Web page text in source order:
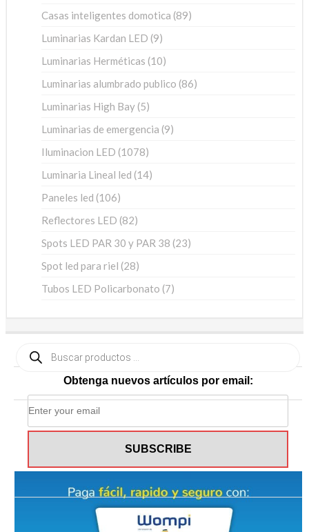
Casas inteligentes domotica 8989
Luminarias Kardan LED 99
Luminarias Herméticas 1010
Luminarias alumbrado publico 8686
Luminarias High Bay 55
Luminarias de emergencia 99
Iluminacion LED 10781078
Luminaria Lineal led 1414
Paneles led 106106
Reflectores LED 8282
Spots LED PAR 30 y PAR 38 2323
Spot led para riel 2828
Tubos LED Policarbonato 77
productos
Obtenga nuevos artículos por email: